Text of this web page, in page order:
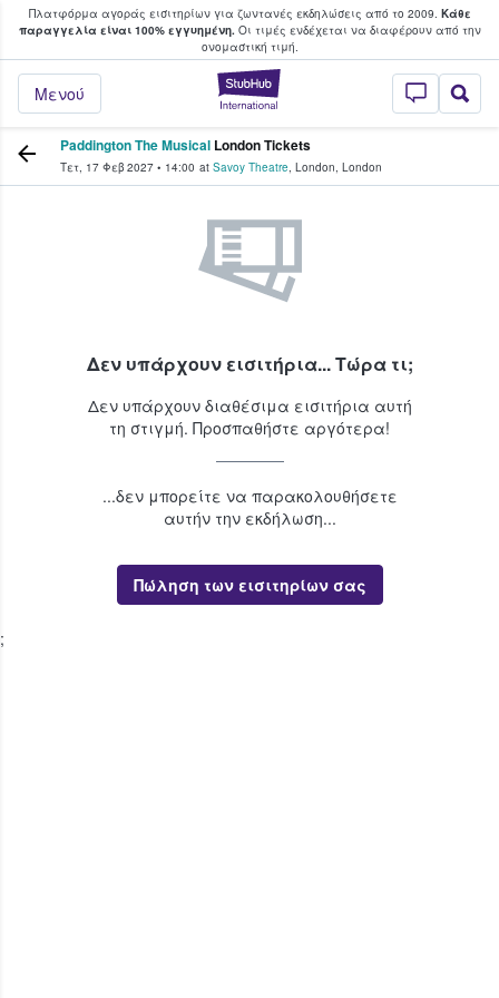
Πλατφόρμα αγοράς εισιτηρίων για ζωντανές εκδηλώσεις από το 2009. Κάθε
παραγγελία είναι 100% εγγυημένη.Οι τιμές ενδέχεται να διαφέρουν από την
oνομαστική τιμή.
StubHub - Όπου
Μενού
φαν αγοράζουν και πουλούν
Paddington The Musical London Tickets
Τετ, 17 Φεβ 2027 • 14:00 at Savoy Theatre, London, London
Δεν υπάρχουν εισιτήρια... Τώρα τι;
Δεν υπάρχουν διαθέσιμα εισιτήρια αυτή
τη στιγμή. Προσπαθήστε αργότερα!
...δεν μπορείτε να παρακολουθήσετε
αυτήν την εκδήλωση...
Πώληση των εισιτηρίων σας
;